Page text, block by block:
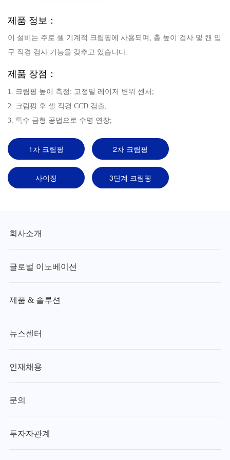
제품 정보：
이 설비는 주로 셀 기계적 크림핑에 사용되며, 총 높이 검사 및 캔 입
구 직경 검사 기능을 갖추고 있습니다.
제품 장점：
1. 크림핑 높이 측정: 고정밀 레이저 변위 센서;
2. 크림핑 후 셀 직경 CCD 검출;
3. 특수 금형 공법으로 수명 연장;
1차 크림핑 2차 크림핑
사이징 3단계 크림핑
회사소개
글로벌 이노베이션
제품 & 솔루션
뉴스센터
인재채용
문의
투자자관계